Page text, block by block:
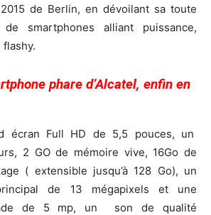
2015 de Berlin, en dévoilant sa toute
smartphones alliant puissance,
phare d’Alcatel, enfin en
écran Full HD de 5,5 pouces, un
2 GO de mémoire vive, 16Go de
( extensible jusqu’à 128 Go), un
de 13 mégapixels et une
de 5 mp, un son de qualité